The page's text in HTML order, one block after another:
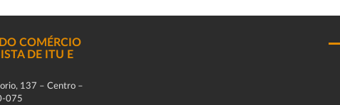
COMÉRCIO
DE ITU E
137 – Centro –
075